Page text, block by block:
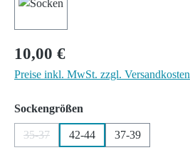
Regulärer Preis:
10,00 €
Preise inkl. MwSt. zzgl. Versandkosten
Sockengrößen
35-37 42-44 37-39